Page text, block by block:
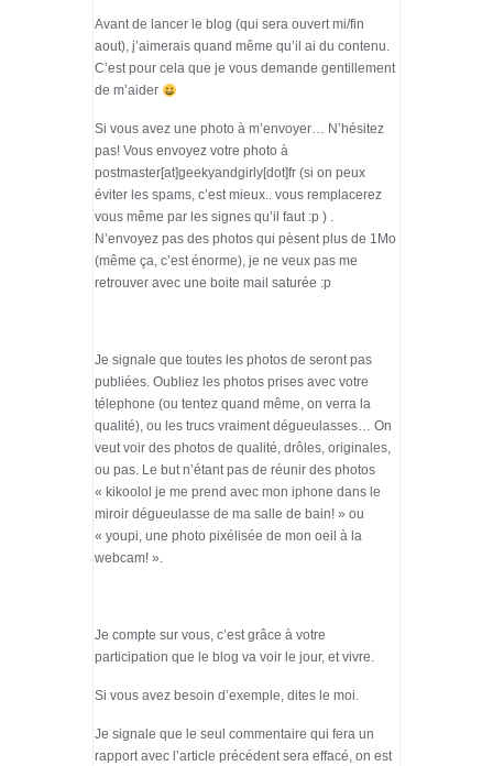
Avant de lancer le blog (qui sera ouvert mi/fin
aout), j’aimerais quand même qu’il ai du contenu.
C’est pour cela que je vous demande gentillement
de m’aider
Si vous avez une photo à m’envoyer… N’hésitez
pas! Vous envoyez votre photo à
postmaster[at]geekyandgirly[dot]fr (si on peux
éviter les spams, c’est mieux.. vous remplacerez
vous même par les signes qu’il faut :p ) .
N’envoyez pas des photos qui pèsent plus de 1Mo
(même ça, c’est énorme), je ne veux pas me
retrouver avec une boite mail saturée :p
Je signale que toutes les photos de seront pas
publiées. Oubliez les photos prises avec votre
télephone (ou tentez quand même, on verra la
qualité), ou les trucs vraiment dégueulasses… On
veut voir des photos de qualité, drôles, originales,
ou pas. Le but n’étant pas de réunir des photos
« kikoolol je me prend avec mon iphone dans le
miroir dégueulasse de ma salle de bain! » ou
« youpi, une photo pixélisée de mon oeil à la
webcam! ».
Je compte sur vous, c’est grâce à votre
participation que le blog va voir le jour, et vivre.
Si vous avez besoin d’exemple, dites le moi.
Je signale que le seul commentaire qui fera un
rapport avec l’article précédent sera effacé, on est